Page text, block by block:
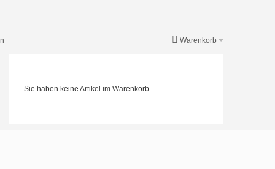
Warenkorb
Sie haben keine Artikel im Warenkorb.